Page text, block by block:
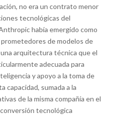
no era un contrato menor
tecnológicas del
había emergido como
de modelos de
arquitectura técnica que el
adecuada para
y apoyo a la toma de
capacidad, sumada a la
de la misma compañía en el
tecnológica